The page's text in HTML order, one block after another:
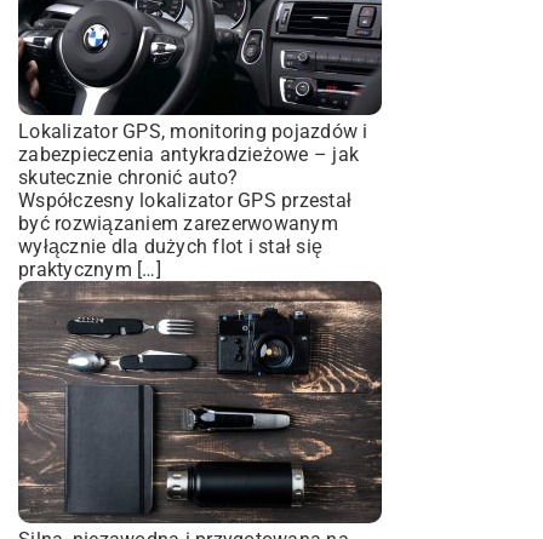
Lokalizator GPS, monitoring pojazdów i
zabezpieczenia antykradzieżowe – jak
skutecznie chronić auto?
Współczesny lokalizator GPS przestał
być rozwiązaniem zarezerwowanym
wyłącznie dla dużych flot i stał się
praktycznym […]